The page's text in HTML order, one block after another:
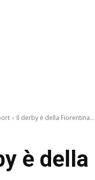
Il derby è della Fiorentina...
è